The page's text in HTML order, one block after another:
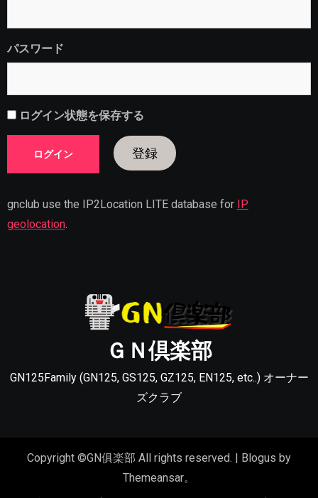
パスワード
ログイン状態を保存する
登録
gnclub use the IP2Location LITE database for IP
geolocation.
ＧＮ倶楽部
GN125Family (GN125, GS125, GZ125, EN125, etc..) オーナー
ズクラブ
Copyright ©GN俱楽部 All rights reserved. Blogus by
Themeansar。